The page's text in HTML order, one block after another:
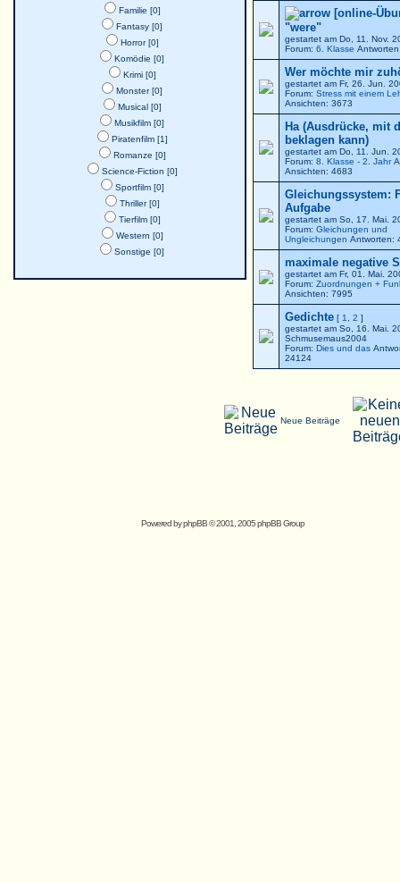
Familie [0]
Fantasy [0]
Horror [0]
Komödie [0]
Krimi [0]
Monster [0]
Musical [0]
Musikfilm [0]
Piratenfilm [1]
Romanze [0]
Science-Fiction [0]
Sportfilm [0]
Thriller [0]
Tierfilm [0]
Western [0]
Sonstige [0]
[online-
"were"
gestartet am Do, 11. Nov.
Forum: 6. Klasse
Wer möchte mir
gestartet am Fr, 26. Jun.
Forum: Stress mit einem
Ansichten: 3673
Ha (Ausdrücke, mit
beklagen kann)
gestartet am Do, 11. Jun.
Forum: 8. Klasse - 2. Jahr
Ansichten: 4683
Gleichungssystem:
Aufgabe
gestartet am So, 17. Mai.
Forum: Gleichungen und
Ungleichungen Antworten:
maximale negative
gestartet am Fr, 01. Mai.
Forum: Zuordnungen +
Ansichten: 7995
Gedichte [ 1 2 ]
gestartet am So, 16. Mai.
Schmusemaus2004
Forum: Dies und das
24124
Neue Beiträge
Powered byphpBB© 2001, 2005 phpBB Group